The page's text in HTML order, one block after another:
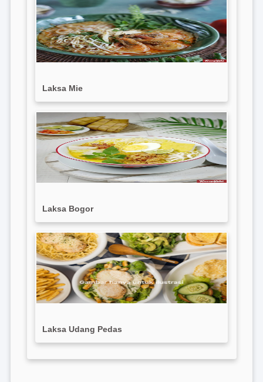
Laksa Mie
Laksa Bogor
Laksa Udang Pedas